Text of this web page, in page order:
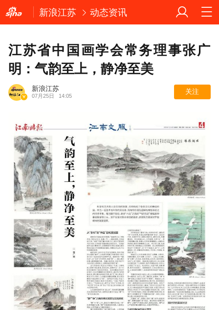
新浪江苏 动态资讯
江苏省中国画学会常务理事张广
明：气韵至上，静净至美
新浪江苏
07月25日 14:05
关注